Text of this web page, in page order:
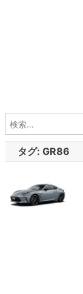
タグ: GR86